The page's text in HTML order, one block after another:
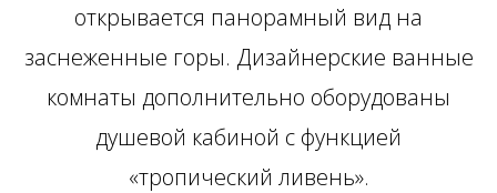
открывается панорамный вид на
заснеженные горы. Дизайнерские ванные
комнаты дополнительно оборудованы
душевой кабиной с функцией
«тропический ливень».